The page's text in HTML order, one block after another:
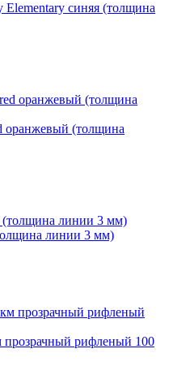
Elementary синяя (толщина
оранжевый (толщина
линии 3 мм)
рифленый 100